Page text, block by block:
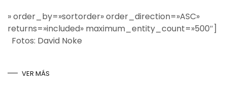
» order_by=»sortorder» order_direction=»ASC»
returns=»included» maximum_entity_count=»500″]
Fotos: David Noke
VER MÁS